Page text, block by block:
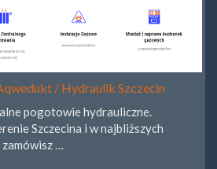
/ Hydraulik Szczecin
pogotowie hydrauliczne.
Szczecina i w najbliższych
zamówisz …